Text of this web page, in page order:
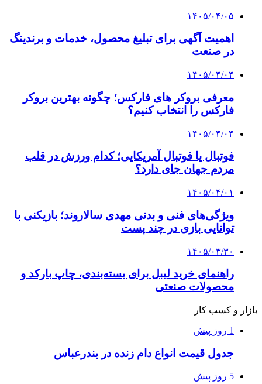
۱۴۰۵/۰۴/۰۵
اهمیت آگهی برای تبلیغ محصول، خدمات و برندینگ
در صنعت
۱۴۰۵/۰۴/۰۴
معرفی بروکر های فارکس؛ چگونه بهترین بروکر
فارکس را انتخاب کنیم؟
۱۴۰۵/۰۴/۰۴
فوتبال یا فوتبال آمریکایی؛ کدام ورزش در قلب
مردم جهان جای دارد؟
۱۴۰۵/۰۴/۰۱
ویژگی‌های فنی و بدنی مهدی سالاروند؛ بازیکنی با
توانایی بازی در چند پست
۱۴۰۵/۰۳/۳۰
راهنمای خرید لیبل برای بسته‌بندی، چاپ بارکد و
محصولات صنعتی
بازار و کسب کار
1 روز پیش
جدول قیمت انواع دام زنده در بندرعباس
5 روز پیش